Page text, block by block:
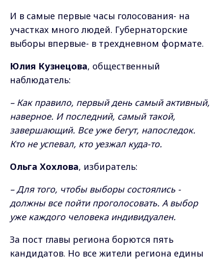
И в самые первые часы голосования- на
участках много людей. Губернаторские
выборы впервые- в трехдневном формате.
Юлия Кузнецова, общественный
наблюдатель:
– Как правило, первый день самый активный,
наверное. И последний, самый такой,
завершающий. Все уже бегут, напоследок.
Кто не успевал, кто уезжал куда-то.
Ольга Хохлова, избиратель:
– Для того, чтобы выборы состоялись -
должны все пойти проголосовать. А выбор
уже каждого человека индивидуален.
За пост главы региона борются пять
кандидатов. Но все жители региона едины